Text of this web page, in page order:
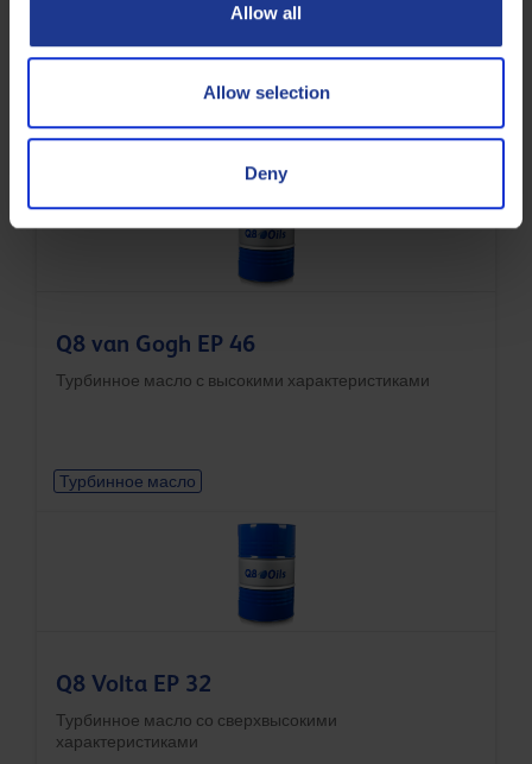
Allow all
Allow selection
Deny
сопутствующие товары
Q8 van Gogh EP 46
Турбинное масло с высокими характеристиками
Турбинное масло
Q8 Volta EP 32
Турбинное масло со сверхвысокими
характеристиками